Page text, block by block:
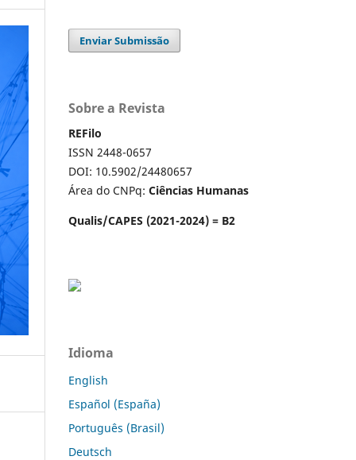
Enviar Submissão
Sobre a Revista
REFilo
ISSN 2448-0657
DOI: 10.5902/24480657
Área do CNPq: Ciências Humanas
Qualis/CAPES (2021-2024) = B2
Idioma
English
Español (España)
Português (Brasil)
Deutsch